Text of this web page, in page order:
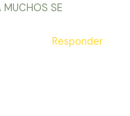
MUCHOS SE
Responder